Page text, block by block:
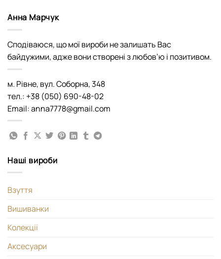
Анна Марчук
Сподіваюся, що мої вироби не залишать Вас
байдужими, адже вони створені з любов’ю і позитивом.
м. Рівне, вул. Соборна, 348
тел.: +38 (050) 690-48-02
Email: anna7778@gmail.com
Наші вироби
Взуття
Вишиванки
Колекціі
Аксесуари